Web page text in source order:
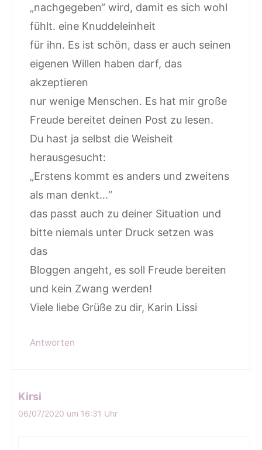
„nachgegeben“ wird, damit es sich wohl
fühlt. eine Knuddeleinheit
für ihn. Es ist schön, dass er auch seinen
eigenen Willen haben darf, das
akzeptieren
nur wenige Menschen. Es hat mir große
Freude bereitet deinen Post zu lesen.
Du hast ja selbst die Weisheit
herausgesucht:
„Erstens kommt es anders und zweitens
als man denkt…“
das passt auch zu deiner Situation und
bitte niemals unter Druck setzen was
das
Bloggen angeht, es soll Freude bereiten
und kein Zwang werden!
Viele liebe Grüße zu dir, Karin Lissi
Antworten
Kirsi
06/07/2020 um 16:31 Uhr